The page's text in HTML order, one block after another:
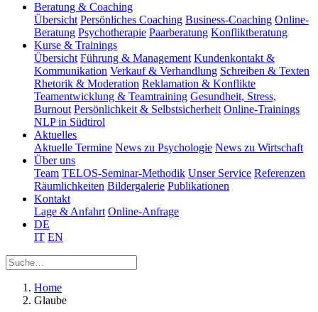
Beratung & Coaching
Übersicht Persönliches Coaching Business-Coaching Online-
Beratung Psychotherapie Paarberatung Konfliktberatung
Kurse & Trainings
Übersicht Führung & Management Kundenkontakt &
Kommunikation Verkauf & Verhandlung Schreiben & Texten
Rhetorik & Moderation Reklamation & Konflikte
Teamentwicklung & Teamtraining Gesundheit, Stress,
Burnout Persönlichkeit & Selbstsicherheit Online-Trainings
NLP in Südtirol
Aktuelles
Aktuelle Termine News zu Psychologie News zu Wirtschaft
Über uns
Team TELOS-Seminar-Methodik Unser Service Referenzen
Räumlichkeiten Bildergalerie Publikationen
Kontakt
Lage & Anfahrt Online-Anfrage
DE
IT EN
Home
Glaube